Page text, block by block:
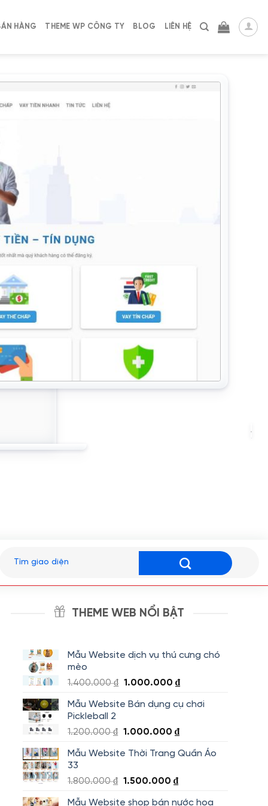
HÀNG THEME WP CÔNG TY BLOG LIÊN HỆ
kiếm:
THEME WEB NỔI BẬT
Mẫu Website dịch vụ thú cưng chó
mèo
1.400.000₫ Giá
là:
1.000.000₫Giá
tại
1.000.000 ₫.
Mẫu Website Bán dụng cụ chơi
Pickleball 2
1.200.000₫ Giá
là:
1.000.000₫Giá
tại
Mẫu Website Thời Trang Quần Áo
33
1.800.000₫ Giá
1.500.000₫Giá
Mẫu Website shop bán nước hoa